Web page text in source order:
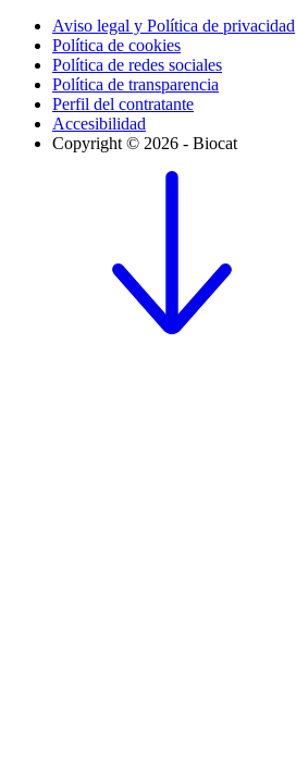
Aviso legal y Política de privacidad
Política de cookies
Política de redes sociales
Política de transparencia
Perfil del contratante
Accesibilidad
Copyright © 2026 - Biocat